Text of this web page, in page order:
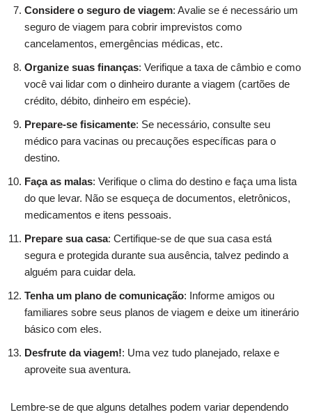
Considere o seguro de viagem: Avalie se é necessário um
seguro de viagem para cobrir imprevistos como
cancelamentos, emergências médicas, etc.
Organize suas finanças: Verifique a taxa de câmbio e como
você vai lidar com o dinheiro durante a viagem (cartões de
crédito, débito, dinheiro em espécie).
Prepare-se fisicamente: Se necessário, consulte seu
médico para vacinas ou precauções específicas para o
destino.
Faça as malas: Verifique o clima do destino e faça uma lista
do que levar. Não se esqueça de documentos, eletrônicos,
medicamentos e itens pessoais.
Prepare sua casa: Certifique-se de que sua casa está
segura e protegida durante sua ausência, talvez pedindo a
alguém para cuidar dela.
Tenha um plano de comunicação: Informe amigos ou
familiares sobre seus planos de viagem e deixe um itinerário
básico com eles.
Desfrute da viagem!: Uma vez tudo planejado, relaxe e
aproveite sua aventura.
Lembre-se de que alguns detalhes podem variar dependendo